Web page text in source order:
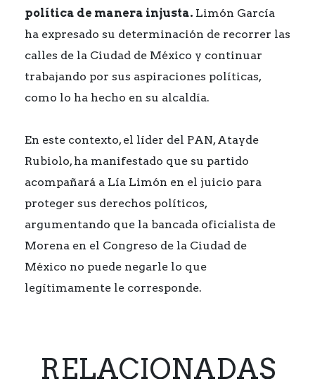
política de manera injusta. Limón García
ha expresado su determinación de recorrer las
calles de la Ciudad de México y continuar
trabajando por sus aspiraciones políticas,
como lo ha hecho en su alcaldía.
En este contexto, el líder del PAN, Atayde
Rubiolo, ha manifestado que su partido
acompañará a Lía Limón en el juicio para
proteger sus derechos políticos,
argumentando que la bancada oficialista de
Morena en el Congreso de la Ciudad de
México no puede negarle lo que
legítimamente le corresponde.
RELACIONADAS